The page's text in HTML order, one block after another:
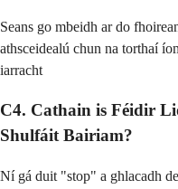
Seans go mbeidh ar do
athsceidealú chun na torthaí
iarracht
C4. Cathain is Féidir
Shulfáit Bairiam?
Ní gá duit "stop" a ghlacadh